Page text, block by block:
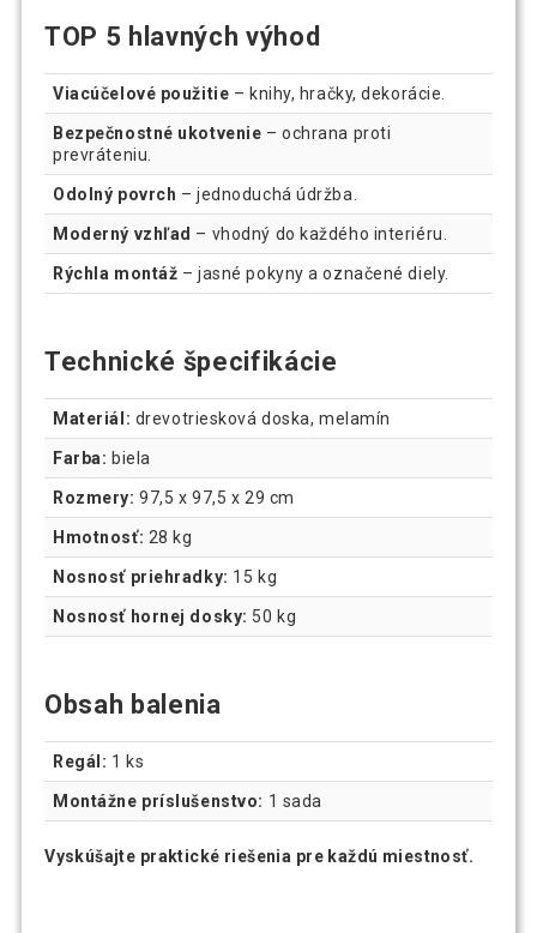
TOP 5 hlavných výhod
Viacúčelové použitie – knihy, hračky, dekorácie.
Bezpečnostné ukotvenie – ochrana proti
prevráteniu.
Odolný povrch – jednoduchá údržba.
Moderný vzhľad – vhodný do každého interiéru.
Rýchla montáž – jasné pokyny a označené diely.
Technické špecifikácie
Materiál: drevotriesková doska, melamín
Farba: biela
Rozmery: 97,5 x 97,5 x 29 cm
Hmotnosť: 28 kg
Nosnosť priehradky: 15 kg
Nosnosť hornej dosky: 50 kg
Obsah balenia
Regál: 1 ks
Montážne príslušenstvo: 1 sada
Vyskúšajte praktické riešenia pre každú miestnosť.